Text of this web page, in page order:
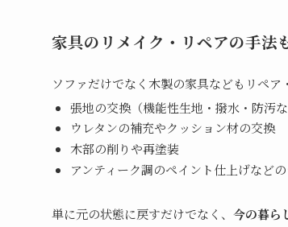
家具の リメイク・リペアの手法
ソファだけでなく木製の家具などもリペア
張地の交換（機能性生地・撥水・防汚な
ウレタンの補充やクッション材の交換
木部の削りや再塗装
アンティーク調のペイント仕上げなど
単に元の状態に戻すだけでなく、 今の暮ら